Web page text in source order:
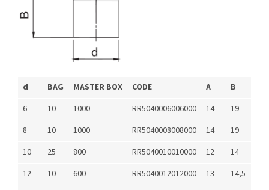
d BAG MASTER BOX CODE A
B
6
10 1000 RR5040006006000 14
19
8
10 1000 RR5040008008000 14
19
10
25 800 RR5040010010000 12
14
12
10 600 RR5040012012000 13
14,5